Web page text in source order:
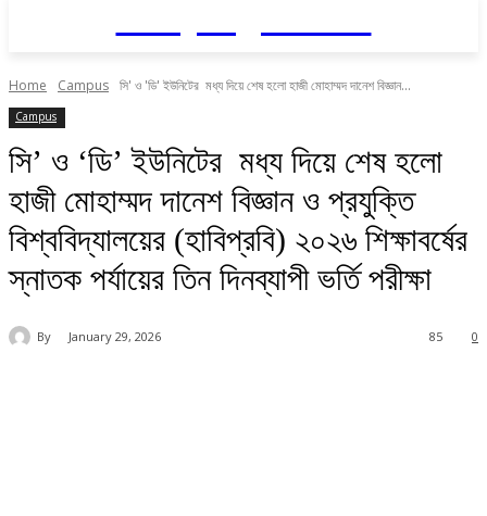
Home Campus সি' ও 'ডি' ইউনিটের মধ্য দিয়ে শেষ হলো হাজী মোহাম্মদ দানেশ বিজ্ঞান...
Campus
সি’ ও ‘ডি’ ইউনিটের মধ্য দিয়ে শেষ হলো
হাজী মোহাম্মদ দানেশ বিজ্ঞান ও প্রযুক্তি
বিশ্ববিদ্যালয়ের (হাবিপ্রবি) ২০২৬ শিক্ষাবর্ষের
স্নাতক পর্যায়ের তিন দিনব্যাপী ভর্তি পরীক্ষা
By January 29, 2026 0
85